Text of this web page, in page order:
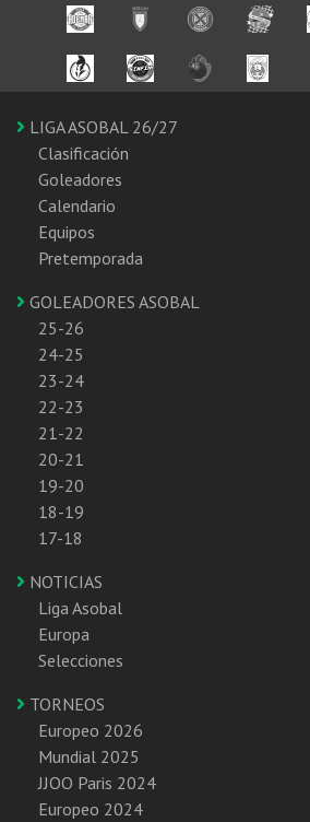
LIGA ASOBAL 26/27
Clasificación
Goleadores
Calendario
Equipos
Pretemporada
GOLEADORES ASOBAL
25-26
24-25
23-24
22-23
21-22
20-21
19-20
18-19
17-18
NOTICIAS
Liga Asobal
Europa
Selecciones
TORNEOS
Europeo 2026
Mundial 2025
JJOO Paris 2024
Europeo 2024